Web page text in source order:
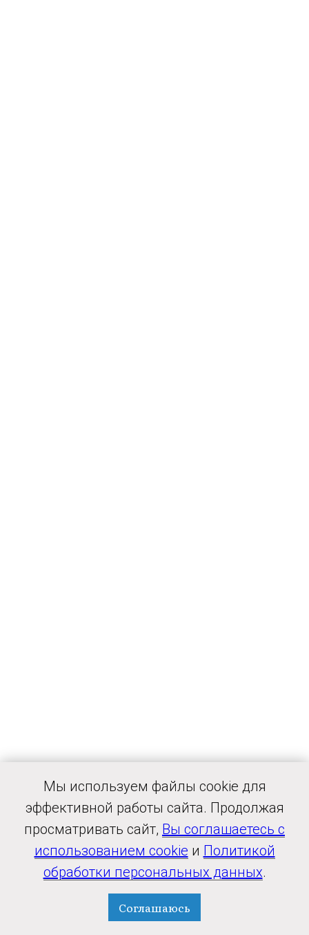
Мы используем файлы cookie для
эффективной работы сайта. Продолжая
просматривать сайт, Вы соглашаетесь с
использованием cookie и Политикой
обработки персональных данных.
Соглашаюсь